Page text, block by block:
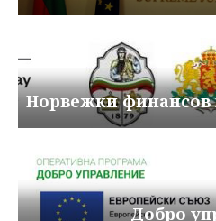
Норвежки финансов
Добро